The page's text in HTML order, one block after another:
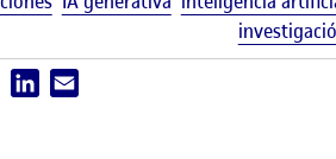
BlueskyLinkedIn